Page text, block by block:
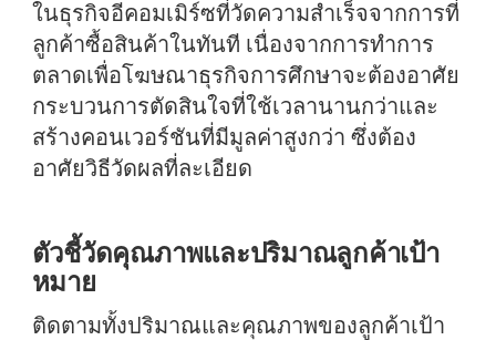
ในธุรกิจอีคอมเมิร์ซที่วัดความสำเร็จจากการที่
ลูกค้าซื้อสินค้าในทันที เนื่องจากการทำการ
ตลาดเพื่อโฆษณาธุรกิจการศึกษาจะต้องอาศัย
กระบวนการตัดสินใจที่ใช้เวลานานกว่าและ
สร้างคอนเวอร์ชันที่มีมูลค่าสูงกว่า ซึ่งต้อง
อาศัยวิธีวัดผลที่ละเอียด
ตัวชี้วัดคุณภาพและปริมาณลูกค้าเป้า
หมาย
ติดตามทั้งปริมาณและคุณภาพของลูกค้าเป้า